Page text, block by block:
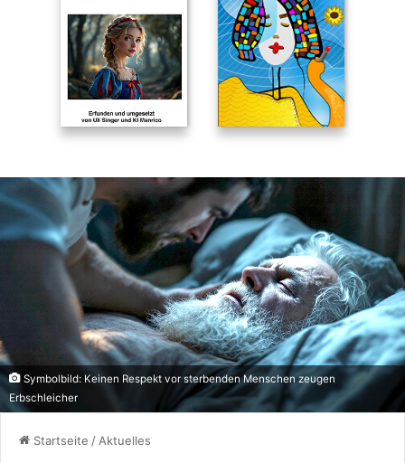
Symbolbild: Keinen Respekt vor sterbenden Menschen zeugen
Erbschleicher
Startseite /Aktuelles